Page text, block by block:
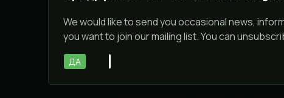
We would like to send you occasional news,
you want to join our mailing list. You can
ДА